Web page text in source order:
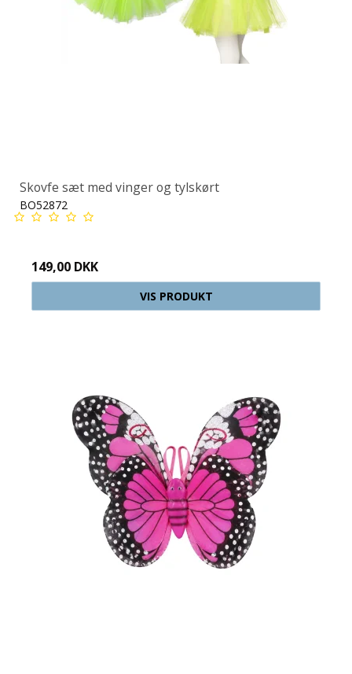
Skovfe sæt med vinger og tylskørt
BO52872
149,00 DKK
VIS PRODUKT